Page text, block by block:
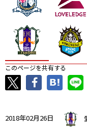
このページを共有する
2018年02月26日